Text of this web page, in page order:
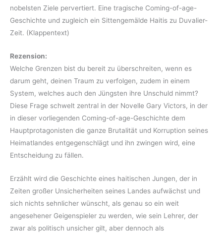
nobelsten Ziele pervertiert. Eine tragische Coming-of-age-
Geschichte und zugleich ein Sittengemälde Haitis zu Duvalier-
Zeit. (Klappentext)
Rezension:
Welche Grenzen bist du bereit zu überschreiten, wenn es
darum geht, deinen Traum zu verfolgen, zudem in einem
System, welches auch den Jüngsten ihre Unschuld nimmt?
Diese Frage schwelt zentral in der Novelle Gary Victors, in der
in dieser vorliegenden Coming-of-age-Geschichte dem
Hauptprotagonisten die ganze Brutalität und Korruption seines
Heimatlandes entgegenschlägt und ihn zwingen wird, eine
Entscheidung zu fällen.
Erzählt wird die Geschichte eines haitischen Jungen, der in
Zeiten großer Unsicherheiten seines Landes aufwächst und
sich nichts sehnlicher wünscht, als genau so ein weit
angesehener Geigenspieler zu werden, wie sein Lehrer, der
zwar als politisch unsicher gilt, aber dennoch als